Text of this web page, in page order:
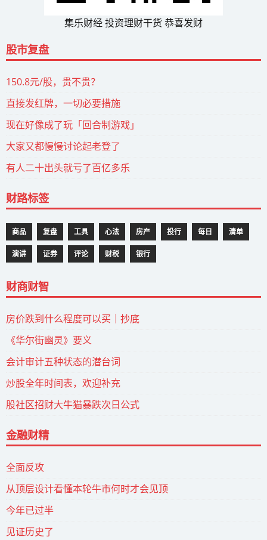
集乐财经 投资理财干货 恭喜发财
股市复盘
150.8元/股，贵不贵？
直接发红牌，一切必要措施
现在好像成了玩「回合制游戏」
大家又都慢慢讨论起老登了
有人二十出头就亏了百亿多乐
财路标签
商品 复盘 工具 心法 房产 投行 每日 清单
演讲 证券 评论 财税 银行
财商财智
房价跌到什么程度可以买｜抄底
《华尔街幽灵》要义
会计审计五种状态的潜台词
炒股全年时间表，欢迎补充
股社区招财大牛猫暴跌次日公式
金融财精
全面反攻
从顶层设计看懂本轮牛市何时才会见顶
今年已过半
见证历史了